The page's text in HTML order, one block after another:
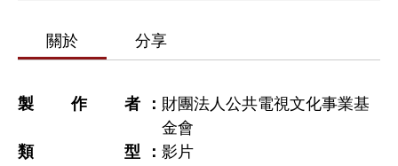
關於 分享
製作者
財團法人公共電視文化事業基
金會
類型
影片